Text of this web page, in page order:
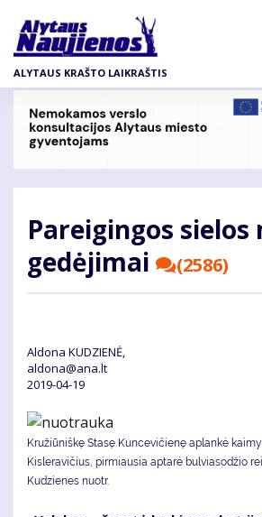
pagrindinį
turinį
ALYTAUS KRAŠTO LAIKRAŠTIS
Pa­rei­gin­gos sie­los
ge­dė­ji­mai
(2586)
Aldona KUDZIENĖ,
aldona@ana.lt
2019-04-19
Kružiūniškę Stasę Kuncevičienę aplankė
Kisleravičius, pirmiausia aptarė bulviasodžio
Kudzienes nuotr.